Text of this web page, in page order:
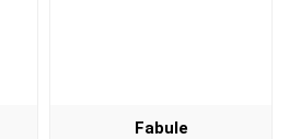
Fabule